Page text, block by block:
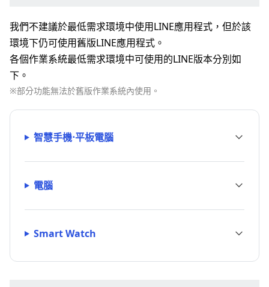
我們不建議於最低需求環境中使用LINE應用程式，但於該
環境下仍可使用舊版LINE應用程式。
各個作業系統最低需求環境中可使用的LINE版本分別如
下。
※部分功能無法於舊版作業系統內使用。
智慧手機⋅平板電腦
電腦
Smart Watch